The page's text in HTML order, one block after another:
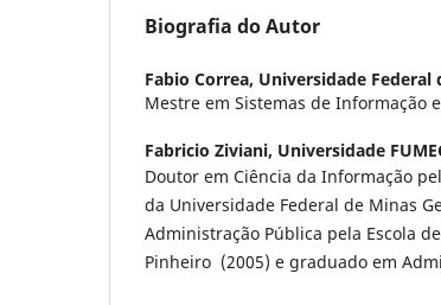
Biografia do Autor
Fabio Correa, Universidade Federal
Mestre em Sistemas de Informação
Fabricio Ziviani, Universidade
Doutor em Ciência da Informação
da Universidade Federal de Minas
Administração Pública pela Escola
Pinheiro (2005) e graduado em